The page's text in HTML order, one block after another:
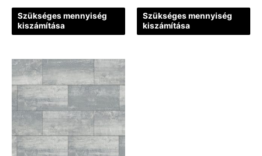
Szükséges mennyiség
kiszámítása
Szükséges mennyiség
kiszámítása